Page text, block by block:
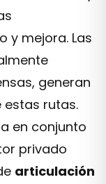
y mejora. Las
generan
rutas.
en conjunto
privado
articulación